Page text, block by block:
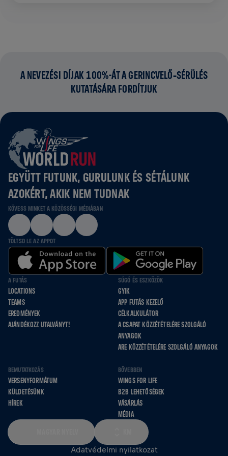
A NEVEZÉSI DÍJAK 100%-ÁT A GERINCVELŐ‑SÉRÜLÉS
KUTATÁSÁRA FORDÍTJUK
EGYÜTT FUTUNK, GURULUNK ÉS SÉTÁLUNK
AZOKÉRT, AKIK NEM TUDNAK
KÖVESS MINKET A KÖZÖSSÉGI MÉDIÁBAN
TÖLTSD LE AZ APPOT
A FUTÁS
LOCATIONS
TEAMS
EREDMÉNYEK
AJÁNDÉKOZZ UTALVÁNYT!
SÚGÓ ÉS ESZKÖZÖK
GYIK
APP FUTÁS KEZELŐ
CÉLKALKULÁTOR
A CSAPAT KÖZZÉTÉTELÉRE SZOLGÁLÓ
ANYAGOK
ARE KÖZZÉTÉTELÉRE SZOLGÁLÓ ANYAGOK
BEMUTATKOZÁS
VERSENYFORMÁTUM
KÜLDETÉSÜNK
HÍREK
BŐVEBBEN
WINGS FOR LIFE
B2B LEHETŐSÉGEK
VÁSÁRLÁS
MÉDIA
Adatvédelmi nyilatkozat